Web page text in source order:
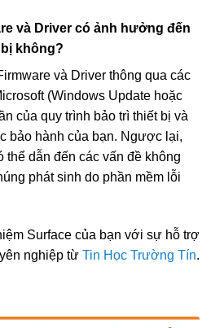
và Driver có ảnh hưởng đến
không?
và Driver thông qua các
(Windows Update hoặc
của quy trình bảo trì thiết bị và
bảo hành của bạn. Ngược lại,
thể dẫn đến các vấn đề không
phát sinh do phần mềm lỗi
Surface của bạn với sự hỗ trợ
nghiệp từ Tin Học Trường Tín.